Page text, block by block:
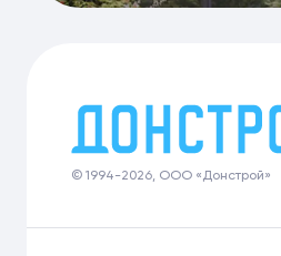
© 1994-2026, ООО «Донстрой»